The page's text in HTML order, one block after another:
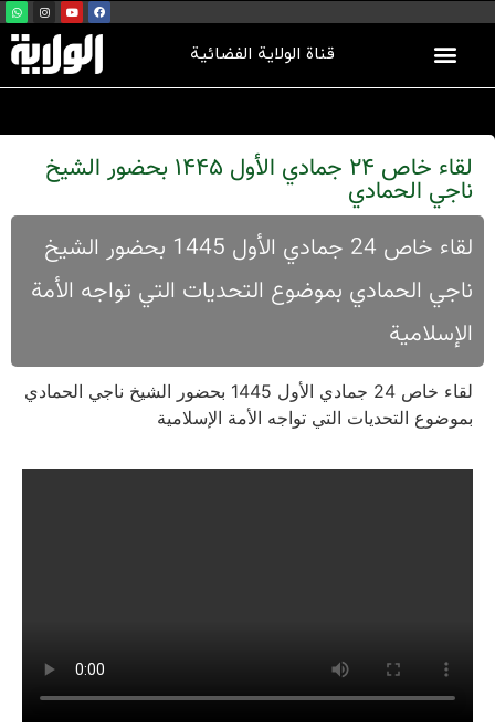
قناة الولاية الفضائية
لقاء خاص 24 جمادي الأول 1445 بحضور الشیخ
ناجي الحمادي
لقاء خاص 24 جمادي الأول 1445 بحضور الشیخ
ناجي الحمادي بموضوع التحدیات التي تواجه الأمة
الإسلامیة
لقاء خاص 24 جمادي الأول 1445 بحضور الشیخ ناجي الحمادي
بموضوع التحدیات التي تواجه الأمة الإسلامیة